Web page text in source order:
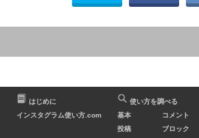
はじめに
インスタグラム使い方.com
使い方を調べる
基本
投稿
コメント
ブロック